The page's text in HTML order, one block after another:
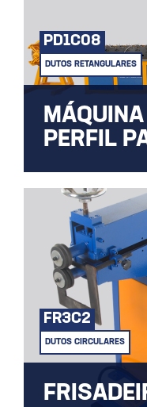
PD1C08
DUTOS RETANGULARES
PERFIL
dutos.
FR3C2
DUTOS CIRCULARES